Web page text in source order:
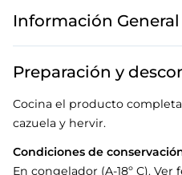
Información General
Preparación y
Cocina el producto
cazuela y hervir.
Condiciones de
En congelador (A-18º C).